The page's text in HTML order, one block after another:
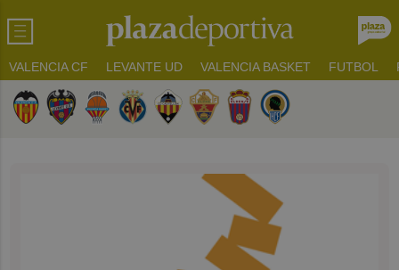
VALENCIA CF LEVANTE UD VALENCIA BASKET FUTBOL